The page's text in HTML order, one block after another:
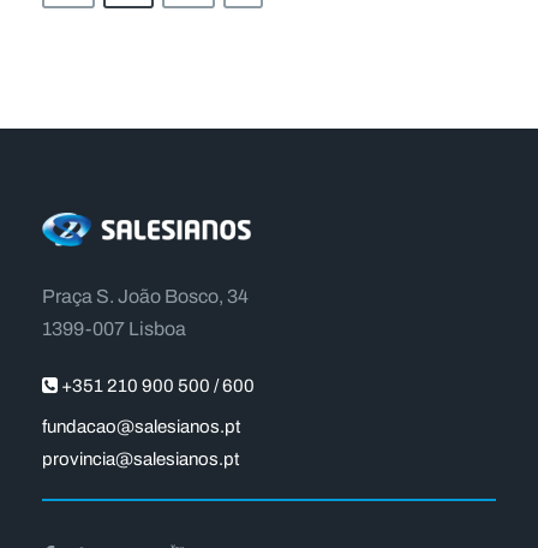
Praça S. João Bosco, 34
1399-007 Lisboa
+351 210 900 500 / 600
fundacao@salesianos.pt
provincia@salesianos.pt